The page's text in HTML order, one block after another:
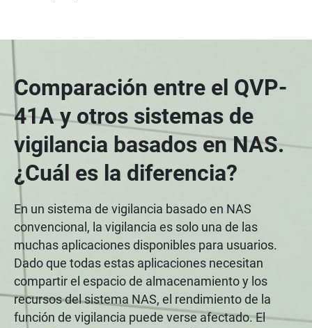
Comparación entre el QVP-
41A y otros sistemas de
vigilancia basados en NAS.
¿Cuál es la diferencia?
En un sistema de vigilancia basado en NAS
convencional, la vigilancia es solo una de las
muchas aplicaciones disponibles para usuarios.
Dado que todas estas aplicaciones necesitan
compartir el espacio de almacenamiento y los
recursos del sistema NAS, el rendimiento de la
función de vigilancia puede verse afectado. El